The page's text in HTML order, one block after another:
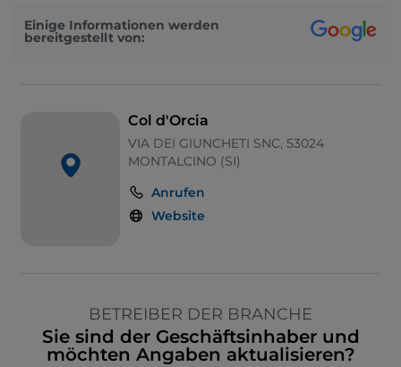
Einige Informationen werden
bereitgestellt von:
Col d'Orcia
VIA DEI GIUNCHETI SNC, 53024
MONTALCINO (SI)
Anrufen
Website
BETREIBER DER BRANCHE
Sie sind der Geschäftsinhaber und
möchten Angaben aktualisieren?